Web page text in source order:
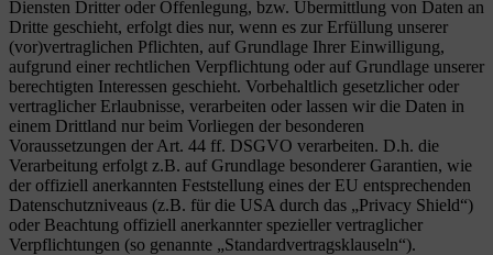
Diensten Dritter oder Offenlegung, bzw. Übermittlung von Daten an
Dritte geschieht, erfolgt dies nur, wenn es zur Erfüllung unserer
(vor)vertraglichen Pflichten, auf Grundlage Ihrer Einwilligung,
aufgrund einer rechtlichen Verpflichtung oder auf Grundlage unserer
berechtigten Interessen geschieht. Vorbehaltlich gesetzlicher oder
vertraglicher Erlaubnisse, verarbeiten oder lassen wir die Daten in
einem Drittland nur beim Vorliegen der besonderen
Voraussetzungen der Art. 44 ff. DSGVO verarbeiten. D.h. die
Verarbeitung erfolgt z.B. auf Grundlage besonderer Garantien, wie
der offiziell anerkannten Feststellung eines der EU entsprechenden
Datenschutzniveaus (z.B. für die USA durch das „Privacy Shield“)
oder Beachtung offiziell anerkannter spezieller vertraglicher
Verpflichtungen (so genannte „Standardvertragsklauseln“).